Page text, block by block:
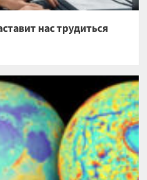
нас трудиться